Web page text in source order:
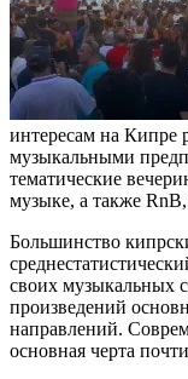
интересам на Кипре
музыкальными
тематические
музыке, а также RnB,
Большинство
своих музыкальных
произведений
направлений.
основная черта